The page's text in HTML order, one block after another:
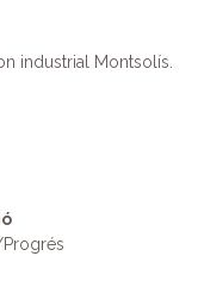
industrial Montsolís.